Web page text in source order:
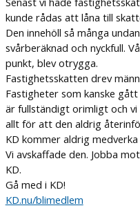
kunde rådas att låna till
Den innehöll så många
svårberäknad och nyckfull.
punkt, blev otrygga.
Fastighetsskatten drev
Fastigheter som kanske
är fullständigt orimligt och
allt för att den aldrig
KD kommer aldrig
Vi avskaffade den. Jobba
KD.
Gå med i KD!
KD.nu/blimedlem